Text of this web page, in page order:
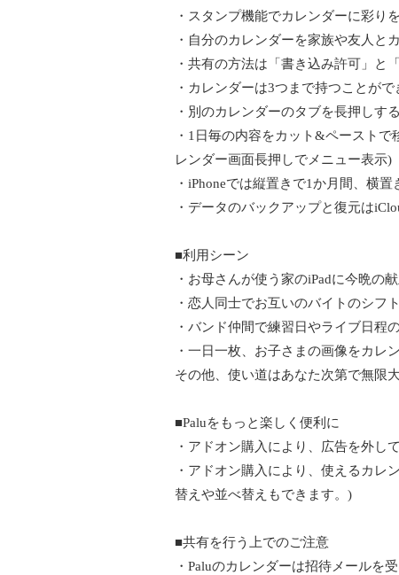
・スタンプ機能でカレンダーに彩りを
・自分のカレンダーを家族や友人と
・共有の方法は「書き込み許可」と
・カレンダーは3つまで持つことがで
・別のカレンダーのタブを長押しす
・1日毎の内容をカット&ペースト
レンダー画面長押しでメニュー表示)
・iPhoneでは縦置きで1か月間、横置
・データのバックアップと復元は
■利用シーン
・お母さんが使う家のiPadに今晩の
・恋人同士でお互いのバイトのシフ
・バンド仲間で練習日やライブ日程
・一日一枚、お子さまの画像をカレ
その他、使い道はあなた次第で無限大
■Paluをもっと楽しく便利に
・アドオン購入により、広告を外し
・アドオン購入により、使えるカレ
替えや並べ替えもできます。)
■共有を行う上でのご注意
・Paluのカレンダーは招待メールを